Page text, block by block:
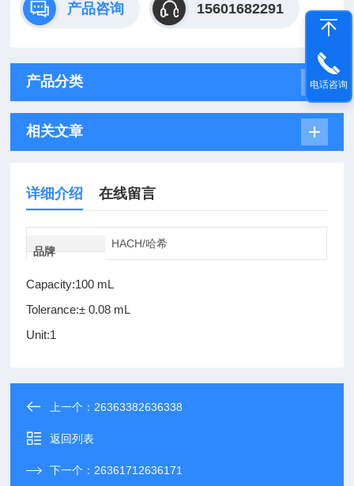
产品咨询 15601682291
产品分类
相关文章
详细介绍 在线留言
品牌
HACH/哈希
Capacity:100 mL
Tolerance:± 0.08 mL
Unit:1
上一个： 26363382636338
返回列表
下一个： 26361712636171
电话咨询